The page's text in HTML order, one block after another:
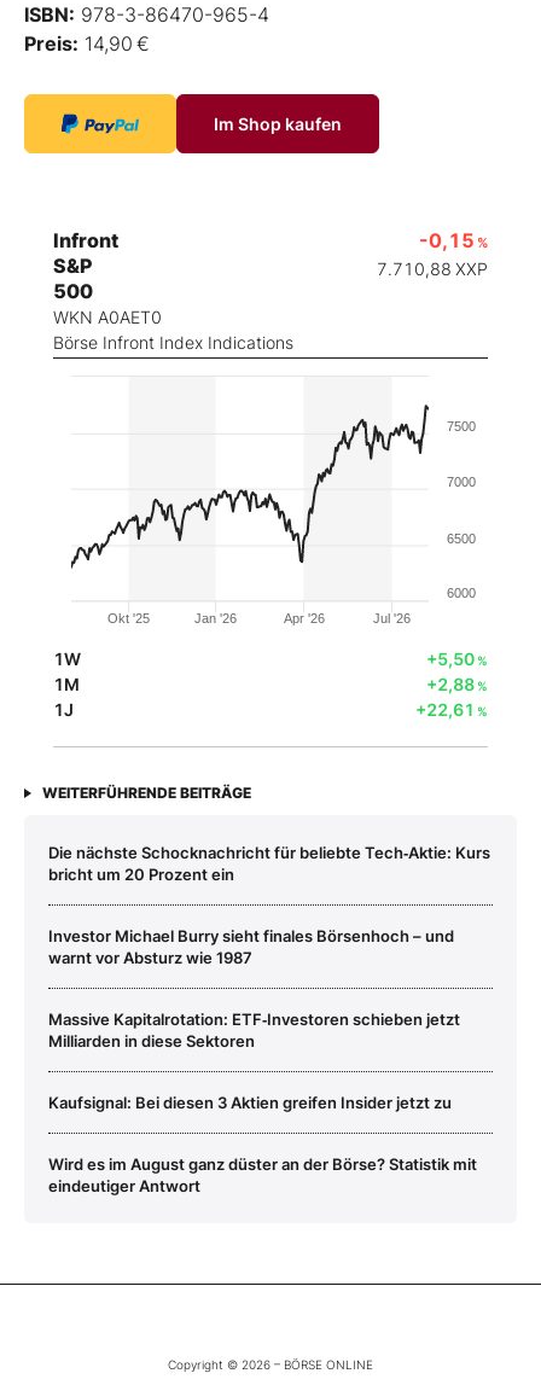
ISBN: 978-3-86470-965-4
Preis: 14,90 €
Im Shop kaufen
Infront
S&P
500
WKN A0AET0
Börse Infront Index Indications
-0,15 %
7.710,88 XXP
Okt '25 Jan '26 Apr '26 Jul '26
6000
6500
7000
7500
1W +5,50%
1M +2,88%
1J +22,61 %
WEITERFÜHRENDE BEITRÄGE
Die nächste Schocknachricht für beliebte Tech‑Aktie: Kurs
bricht um 20 Prozent ein
Investor Michael Burry sieht finales Börsenhoch – und
warnt vor Absturz wie 1987
Massive Kapitalrotation: ETF‑Investoren schieben jetzt
Milliarden in diese Sektoren
Kaufsignal: Bei diesen 3 Aktien greifen Insider jetzt zu
Wird es im August ganz düster an der Börse? Statistik mit
eindeutiger Antwort
Copyright © 2026 – BÖRSE ONLINE